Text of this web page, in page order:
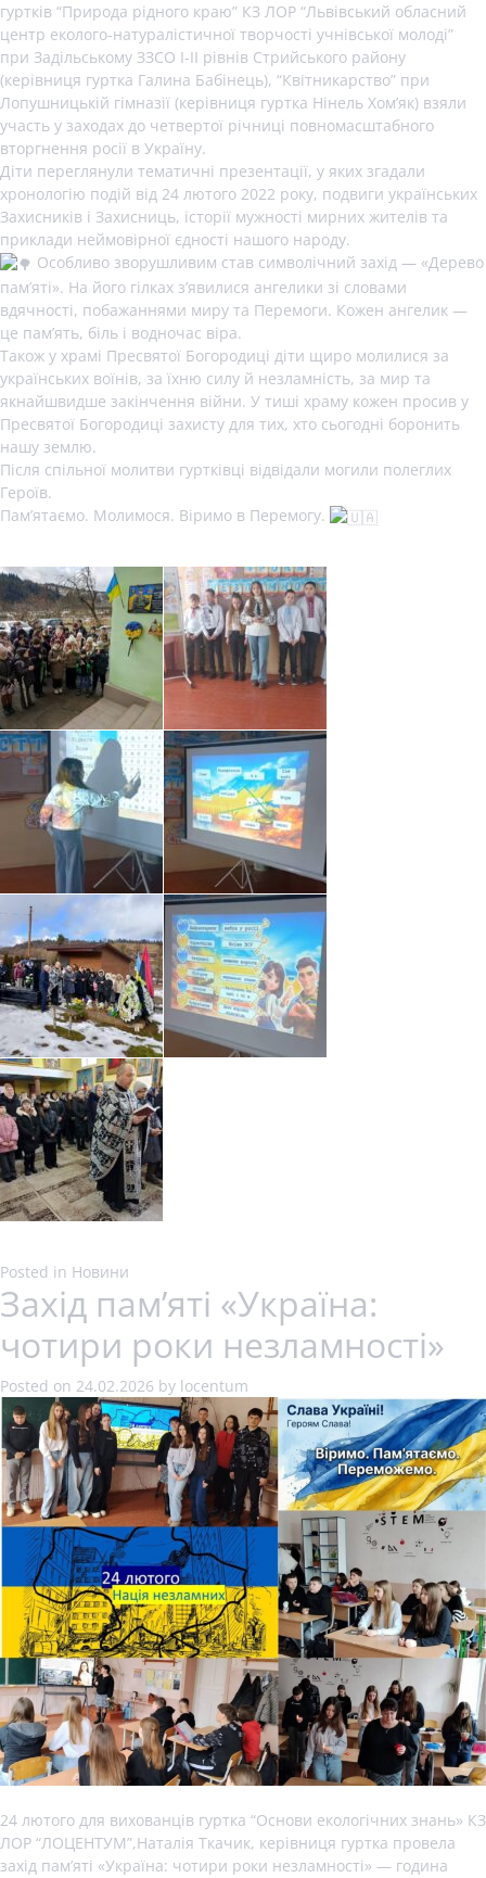
гуртків “Природа рідного краю” КЗ ЛОР “Львівський обласний
центр еколого-натуралістичної творчості учнівської молоді”
при Задільському ЗЗСО І-ІІ рівнів Стрийського району
(керівниця гуртка Галина Бабінець), “Квітникарство” при
Лопушницькій гімназії (керівниця гуртка Нінель Хом’як) взяли
участь у заходах до четвертої річниці повномасштабного
вторгнення росії в Україну.
Діти переглянули тематичні презентації, у яких згадали
хронологію подій від 24 лютого 2022 року, подвиги українських
Захисників і Захисниць, історії мужності мирних жителів та
приклади неймовірної єдності нашого народу.
Особливо зворушливим став символічний захід — «Дерево
пам’яті». На його гілках з’явилися ангелики зі словами
вдячності, побажаннями миру та Перемоги. Кожен ангелик —
це пам’ять, біль і водночас віра.
Також у храмі Пресвятої Богородиці діти щиро молилися за
українських воїнів, за їхню силу й незламність, за мир та
якнайшвидше закінчення війни. У тиші храму кожен просив у
Пресвятої Богородиці захисту для тих, хто сьогодні боронить
нашу землю.
Після спільної молитви гуртківці відвідали могили полеглих
Героїв.
Пам’ятаємо. Молимося. Віримо в Перемогу.
Posted in Новини
Захід пам’яті «Україна:
чотири роки незламності»
Posted on 24.02.2026 by locentum
24 лютого для вихованців гуртка “Основи екологічних знань» КЗ
ЛОР “ЛОЦЕНТУМ”,Наталія Ткачик, керівниця гуртка провела
захід пам’яті «Україна: чотири роки незламності» — година